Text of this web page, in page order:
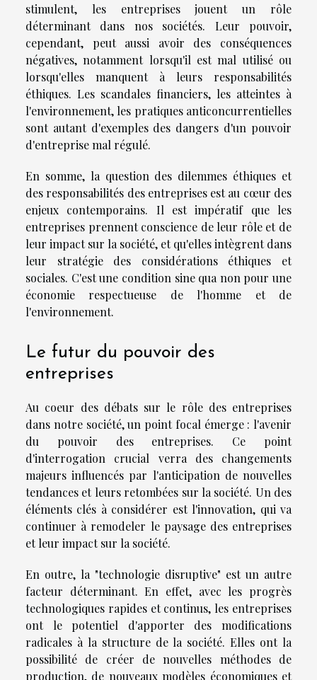
stimulent, les entreprises jouent un rôle
déterminant dans nos sociétés. Leur pouvoir,
cependant, peut aussi avoir des conséquences
négatives, notamment lorsqu'il est mal utilisé ou
lorsqu'elles manquent à leurs responsabilités
éthiques. Les scandales financiers, les atteintes à
l'environnement, les pratiques anticoncurrentielles
sont autant d'exemples des dangers d'un pouvoir
d'entreprise mal régulé.
En somme, la question des dilemmes éthiques et
des responsabilités des entreprises est au cœur des
enjeux contemporains. Il est impératif que les
entreprises prennent conscience de leur rôle et de
leur impact sur la société, et qu'elles intègrent dans
leur stratégie des considérations éthiques et
sociales. C'est une condition sine qua non pour une
économie respectueuse de l'homme et de
l'environnement.
Le futur du pouvoir des
entreprises
Au coeur des débats sur le rôle des entreprises
dans notre société, un point focal émerge : l'avenir
du pouvoir des entreprises. Ce point
d'interrogation crucial verra des changements
majeurs influencés par l'anticipation de nouvelles
tendances et leurs retombées sur la société. Un des
éléments clés à considérer est l'innovation, qui va
continuer à remodeler le paysage des entreprises
et leur impact sur la société.
En outre, la "technologie disruptive" est un autre
facteur déterminant. En effet, avec les progrès
technologiques rapides et continus, les entreprises
ont le potentiel d'apporter des modifications
radicales à la structure de la société. Elles ont la
possibilité de créer de nouvelles méthodes de
production, de nouveaux modèles économiques et